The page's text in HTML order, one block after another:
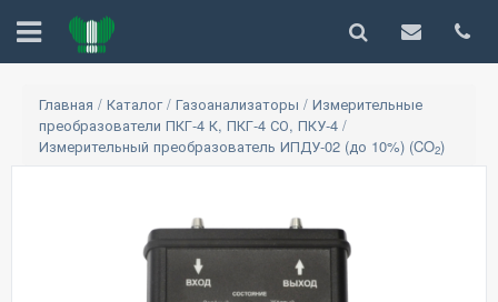
Главная / Каталог/ Газоанализаторы / Измерительные
преобразователи ПКГ-4 К, ПКГ-4 СО, ПКУ-4 /
Измерительный преобразователь ИПДУ-02 (до 10%) (CO2)